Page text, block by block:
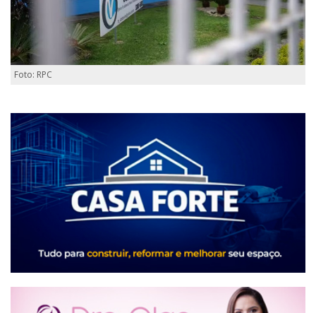
Foto: RPC